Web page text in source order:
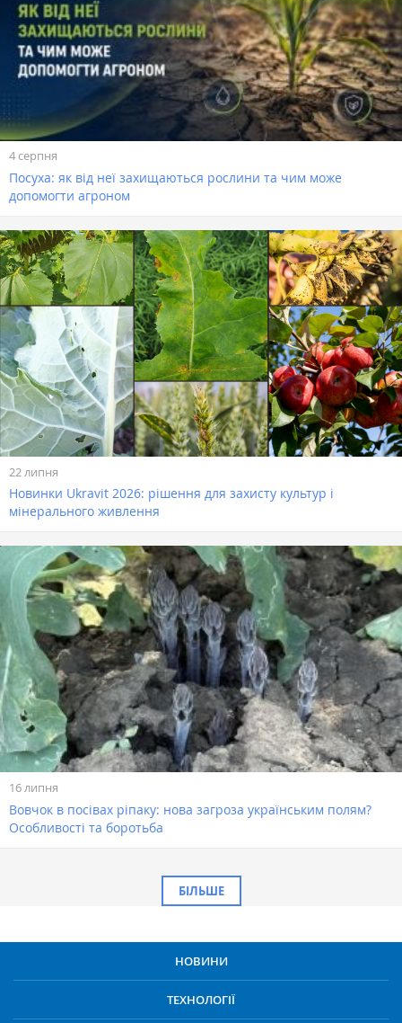
4 серпня
Посуха: як від неї захищаються рослини та чим може
допомогти агроном
22 липня
Новинки Ukravit 2026: рішення для захисту культур і
мінерального живлення
16 липня
Вовчок в посівах ріпаку: нова загроза українським полям?
Особливості та боротьба
БІЛЬШЕ
НОВИНИ
ТЕХНОЛОГІЇ